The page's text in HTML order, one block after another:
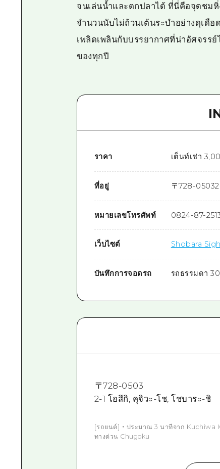
จนเล่นน้ำและตกปลาได้ ที่นี่คือจุดชม
จำนวนนับไม่ถ้วนเต้นระบำอย่างดุเดื
เพลิดเพลินกับบรรยากาศที่น่าอัศจรร
ของทุกปี
ราคา เต็นท์เช่า
ที่อยู่ 〒728-0503
หมายเลขโทรศัพท์ 0824-87-
เว็บไซต์ Shobara
บันทึกการจอดรถ รถธรรมดา
〒728-0503
2-1 โอสึกิ, คุจิวะ-โช, โชบาระ-ชิ
[รถยนต์] ・ ประมาณ 3 นาทีจาก Kuchiwa
ทางด่วน Chugoku